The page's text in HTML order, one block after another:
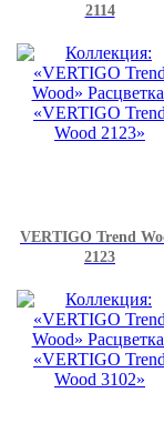
2114
VERTIGO Trend
2123